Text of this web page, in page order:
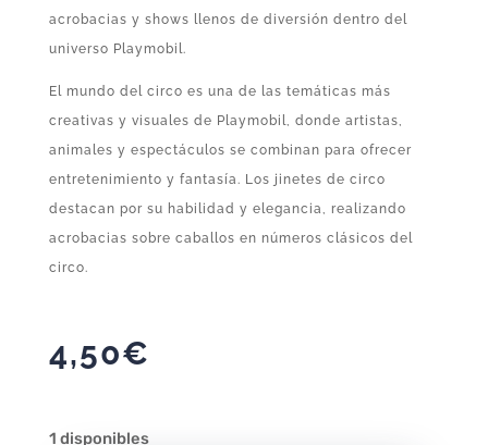
acrobacias y shows llenos de diversión dentro del
universo Playmobil.
El mundo del circo es una de las temáticas más
creativas y visuales de Playmobil, donde artistas,
animales y espectáculos se combinan para ofrecer
entretenimiento y fantasía. Los jinetes de circo
destacan por su habilidad y elegancia, realizando
acrobacias sobre caballos en números clásicos del
circo.
4,50€
1 disponibles